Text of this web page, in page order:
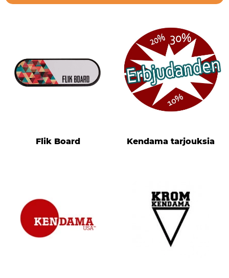
Flik Board Kendama tarjouksia